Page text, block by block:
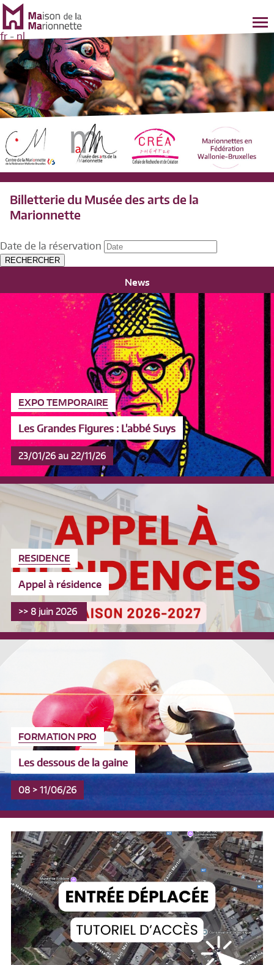
fr-nl
Billetterie du Musée des arts de la
Marionnette
Date de la réservation
RECHERCHER
News
EXPO TEMPORAIRE
Les Grandes Figures : L'abbé Suys
23/01/26 au 22/11/26
RESIDENCE
Appel à résidence
>> 8 juin 2026
FORMATION PRO
Les dessous de la gaine
08 > 11/06/26